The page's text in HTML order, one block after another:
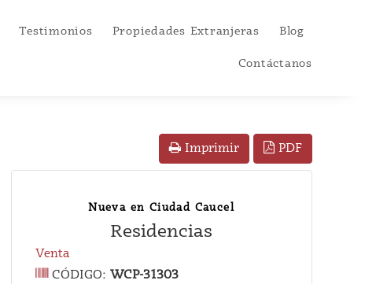
Testimonios Propiedades Extranjeras Blog
Contáctanos
Imprimir PDF
Nueva en Ciudad Caucel
Residencias
Venta
CÓDIGO: WCP-31303